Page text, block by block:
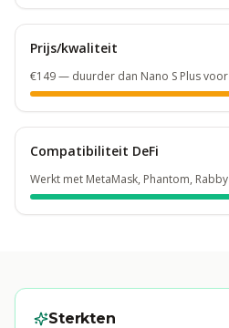
Prijs/kwaliteit
€149 — duurder dan Nano S Plus
Compatibiliteit DeFi
Werkt met MetaMask, Phantom, Rabby
Sterkten